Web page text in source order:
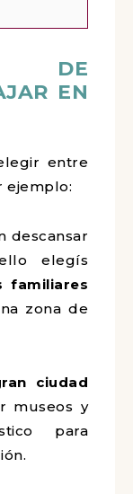
DE
EN
entre
ejemplo:
descansar
elegís
familiares
zona de
ciudad
museos y
para